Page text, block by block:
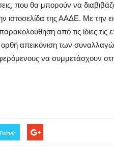
που θα μπορούν να
ιστοσελίδα της ΑΑΔΕ. Με την
από τις ίδιες τις
ορθή απεικόνιση των
να συμμετάσχουν